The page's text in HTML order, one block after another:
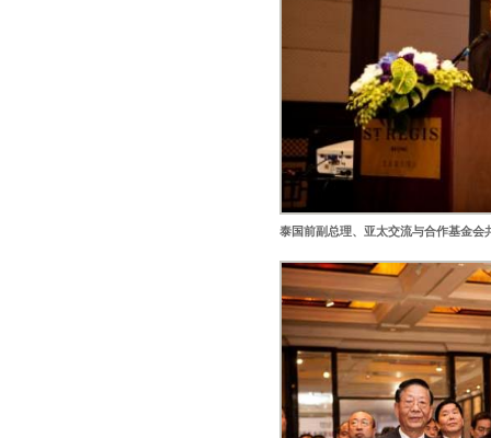
泰国前副总理、亚太交流与合作基金会